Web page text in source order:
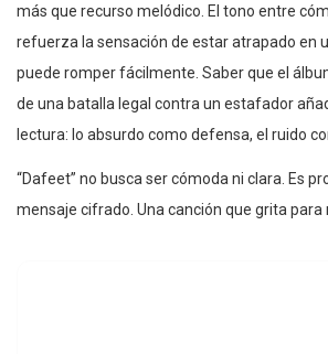
más que recurso melódico. El tono entre
refuerza la sensación de estar atrapado en
puede romper fácilmente. Saber que el
de una batalla legal contra un estafador
lectura: lo absurdo como defensa, el ruido
“Dafeet” no busca ser cómoda ni clara. Es
mensaje cifrado. Una canción que grita para